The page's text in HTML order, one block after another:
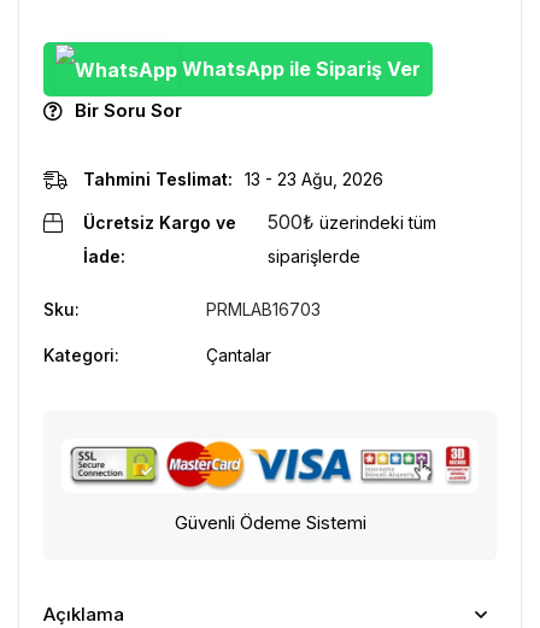
WhatsApp ile Sipariş Ver
Bir Soru Sor
Tahmini Teslimat: 13 - 23 Ağu, 2026
Ücretsiz Kargo ve
İade:
500₺ üzerindeki tüm
siparişlerde
Sku: PRMLAB16703
Kategori: Çantalar
Güvenli Ödeme Sistemi
Açıklama